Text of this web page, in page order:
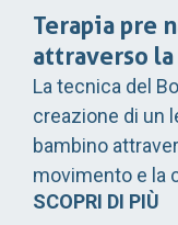
Terapia pre
attraverso
La tecnica del
creazione di un
bambino
movimento e la
SCOPRI DI PIÙ